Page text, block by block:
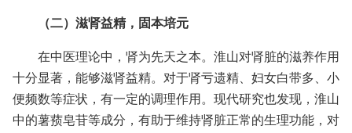
（二）滋肾益精，固本培元
在中医理论中，肾为先天之本。淮山对肾脏的滋养作用
十分显著，能够滋肾益精。对于肾亏遗精、妇女白带多、小
便频数等症状，有一定的调理作用。现代研究也发现，淮山
中的薯蓣皂苷等成分，有助于维持肾脏正常的生理功能，对